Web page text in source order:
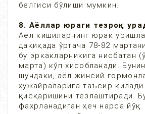
белгиси бўлиши мумкин.
8. Аёллар юраги тезроқ
Аёл кишиларнинг юрак
дақиқада ўртача 78-82
бу эркакларникига нисбатан
марта) кўп хисобланади.
шундаки, аёл жинсий
ҳужайраларига таъсир қилади
қисқаришини тезлаштиради.
фахрланадиган ҳеч нарса